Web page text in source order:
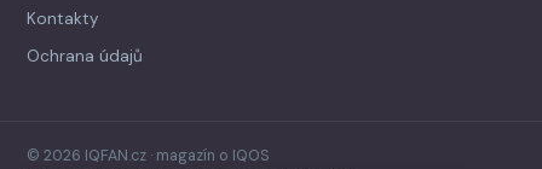
Kontakty
Ochrana údajů
© 2026 IQFAN.cz · magazín o IQOS